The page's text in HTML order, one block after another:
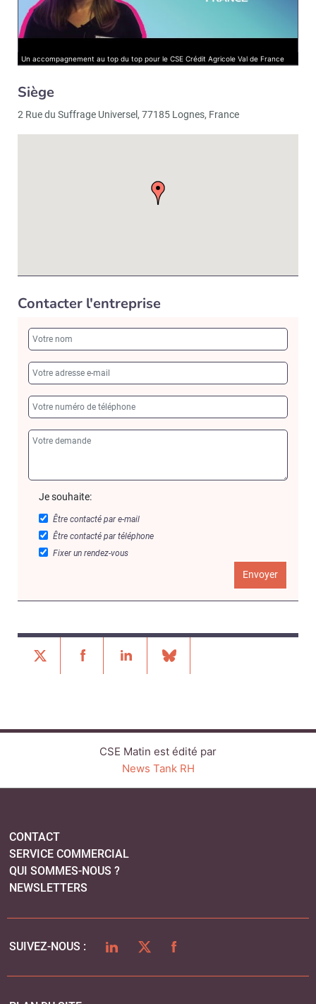
Un accompagnement au top du top pour le CSE Crédit Agricole Val de France
Siège
2 Rue du Suffrage Universel, 77185 Lognes, France
Contacter l'entreprise
Je souhaite:
Être contacté par e-mail
Être contacté par téléphone
Fixer un rendez-vous
Envoyer
CSE Matin est édité par
News Tank RH
CONTACT
SERVICE COMMERCIAL
QUI SOMMES-NOUS ?
NEWSLETTERS
SUIVEZ-NOUS : LINKEDINTWITTERFACEBOOK